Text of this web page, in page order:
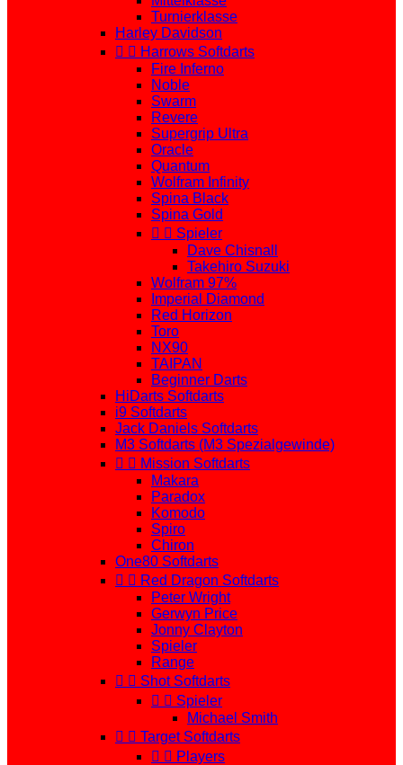
Turnierklasse
Harley Davidson
  Harrows Softdarts
Fire Inferno
Noble
Swarm
Revere
Supergrip Ultra
Oracle
Quantum
Wolfram Infinity
Spina Black
Spina Gold
  Spieler
Dave Chisnall
Takehiro Suzuki
Wolfram 97%
Imperial Diamond
Red Horizon
Toro
NX90
TAIPAN
Beginner Darts
HiDarts Softdarts
i9 Softdarts
Jack Daniels Softdarts
M3 Softdarts (M3 Spezialgewinde)
  Mission Softdarts
Makara
Paradox
Komodo
Spiro
Chiron
One80 Softdarts
  Red Dragon Softdarts
Peter Wright
Gerwyn Price
Jonny Clayton
Spieler
Range
  Shot Softdarts
  Spieler
Michael Smith
  Target Softdarts
  Players